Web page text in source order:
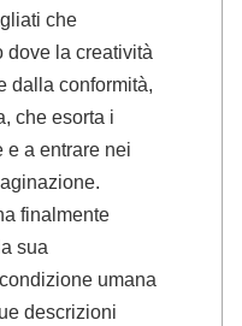
che
dove la creatività
dalla conformità,
che esorta i
e a entrare nei
finalmente
sua
umana
descrizioni